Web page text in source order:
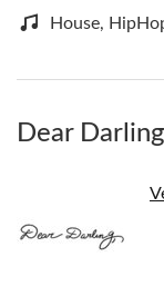
House,
Dear Darling